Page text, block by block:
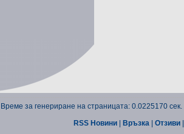
| Време за генериране на страницата: 0.0225170
RSS Новини
Връзка Отзиви